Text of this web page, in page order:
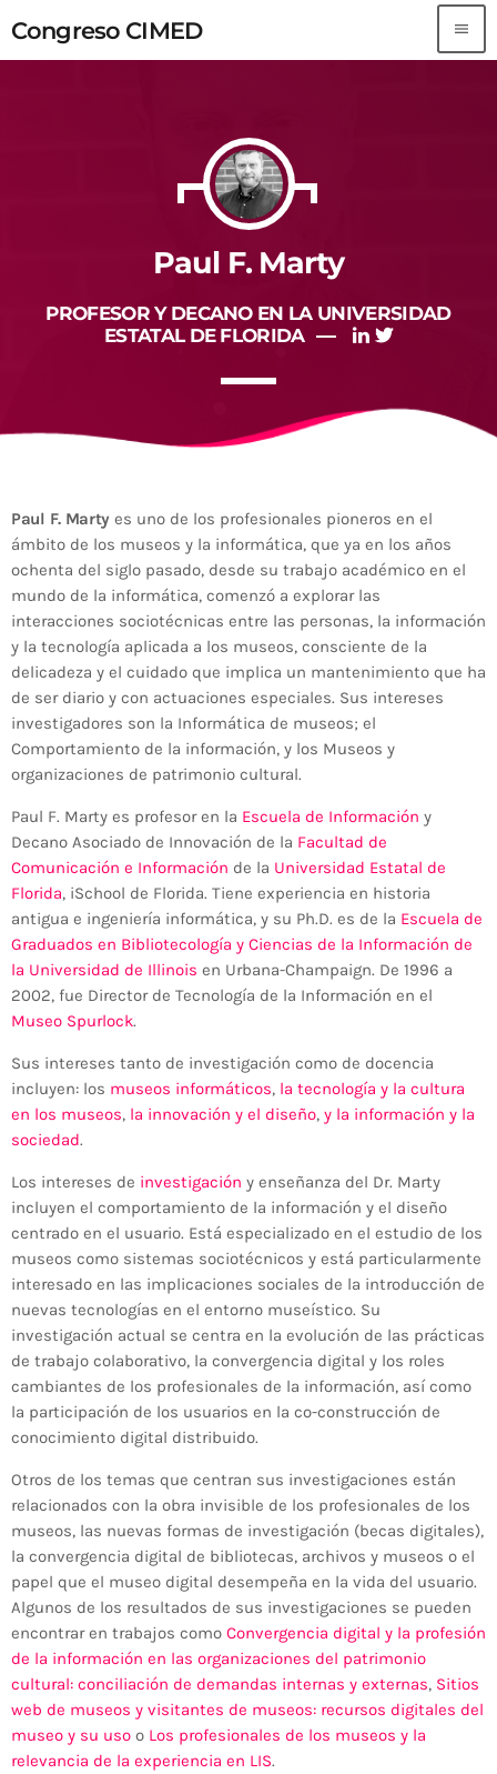
Congreso CIMED
menu
Sorry, there is nothing for the moment.
Paul F. Marty
PROFESOR Y DECANO EN LA UNIVERSIDAD
ESTATAL DE FLORIDA
Paul F. Marty es uno de los profesionales pioneros en el
ámbito de los museos y la informática, que ya en los años
ochenta del siglo pasado, desde su trabajo académico en el
mundo de la informática, comenzó a explorar las
interacciones sociotécnicas entre las personas, la información
y la tecnología aplicada a los museos, consciente de la
delicadeza y el cuidado que implica un mantenimiento que ha
de ser diario y con actuaciones especiales. Sus intereses
investigadores son la Informática de museos; el
Comportamiento de la información, y los Museos y
organizaciones de patrimonio cultural.
Paul F. Marty es profesor en la Escuela de Información y
Decano Asociado de Innovación de la Facultad de
Comunicación e Información de la Universidad Estatal de
Florida, iSchool de Florida. Tiene experiencia en historia
antigua e ingeniería informática, y su Ph.D. es de la Escuela de
Graduados en Bibliotecología y Ciencias de la Información de
la Universidad de Illinois en Urbana-Champaign. De 1996 a
2002, fue Director de Tecnología de la Información en el
Museo Spurlock.
Sus intereses tanto de investigación como de docencia
incluyen: los museos informáticos, la tecnología y la cultura
en los museos, la innovación y el diseño, y la información y la
sociedad.
Los intereses de investigación y enseñanza del Dr. Marty
incluyen el comportamiento de la información y el diseño
centrado en el usuario. Está especializado en el estudio de los
museos como sistemas sociotécnicos y está particularmente
interesado en las implicaciones sociales de la introducción de
nuevas tecnologías en el entorno museístico. Su
investigación actual se centra en la evolución de las prácticas
de trabajo colaborativo, la convergencia digital y los roles
cambiantes de los profesionales de la información, así como
la participación de los usuarios en la co-construcción de
conocimiento digital distribuido.
Otros de los temas que centran sus investigaciones están
relacionados con la obra invisible de los profesionales de los
museos, las nuevas formas de investigación (becas digitales),
la convergencia digital de bibliotecas, archivos y museos o el
papel que el museo digital desempeña en la vida del usuario.
Algunos de los resultados de sus investigaciones se pueden
encontrar en trabajos como Convergencia digital y la profesión
de la información en las organizaciones del patrimonio
cultural: conciliación de demandas internas y externas, Sitios
web de museos y visitantes de museos: recursos digitales del
museo y su uso o Los profesionales de los museos y la
relevancia de la experiencia en LIS.